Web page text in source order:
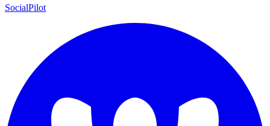
SocialPilot